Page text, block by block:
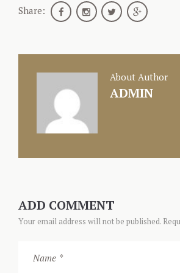
Share:
About Author
ADMIN
ADD COMMENT
Your email address will not be published.